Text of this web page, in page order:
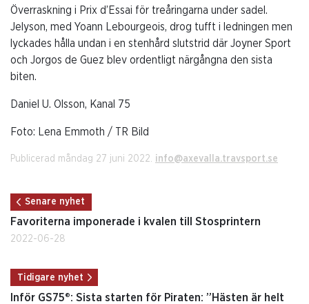
Överraskning i Prix d’Essai för treåringarna under sadel.
Jelyson, med Yoann Lebourgeois, drog tufft i ledningen men
lyckades hålla undan i en stenhård slutstrid där Joyner Sport
och Jorgos de Guez blev ordentligt närgångna den sista
biten.
Daniel U. Olsson, Kanal 75
Foto: Lena Emmoth / TR Bild
Publicerad måndag 27 juni 2022. info@axevalla.travsport.se
Senare nyhet
Favoriterna imponerade i kvalen till Stosprintern
2022-06-28
Tidigare nyhet
Inför GS75®: Sista starten för Piraten: ”Hästen är helt